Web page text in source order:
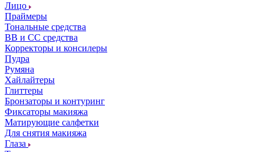
Лицо
Праймеры
Тональные средства
ВВ и СС средства
Корректоры и консилеры
Пудра
Румяна
Хайлайтеры
Глиттеры
Бронзаторы и контуринг
Фиксаторы макияжа
Матирующие салфетки
Для снятия макияжа
Глаза